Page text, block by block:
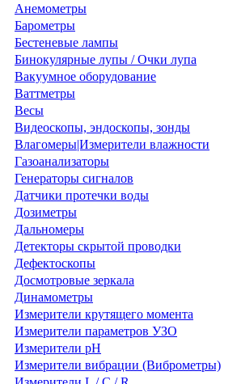
Анемометры
Барометры
Бестеневые лампы
Бинокулярные лупы / Очки лупа
Вакуумное оборудование
Ваттметры
Весы
Видеоскопы, эндоскопы, зонды
Влагомеры|Измерители влажности
Газоанализаторы
Генераторы сигналов
Датчики протечки воды
Дозиметры
Дальномеры
Детекторы скрытой проводки
Дефектоскопы
Досмотровые зеркала
Динамометры
Измерители крутящего момента
Измерители параметров УЗО
Измерители pH
Измерители вибрации (Виброметры)